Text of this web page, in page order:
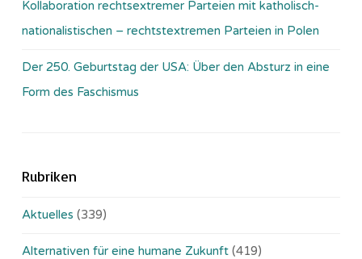
Kollaboration rechtsextremer Parteien mit katholisch-
nationalistischen – rechtstextremen Parteien in Polen
Der 250. Geburtstag der USA: Über den Absturz in eine
Form des Faschismus
Rubriken
Aktuelles (339)
Alternativen für eine humane Zukunft (419)